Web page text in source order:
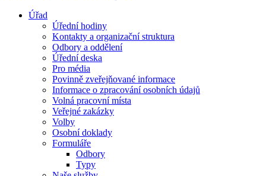
Úřad
Úřední hodiny
Kontakty a organizační struktura
Odbory a oddělení
Úřední deska
Pro média
Povinně zveřejňované informace
Informace o zpracování osobních údajů
Volná pracovní místa
Veřejné zakázky
Volby
Osobní doklady
Formuláře
Odbory
Typy